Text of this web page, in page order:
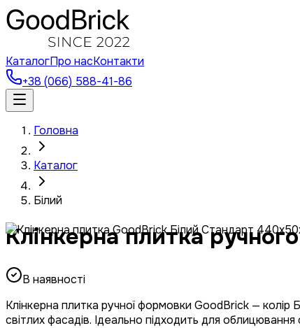
КаталогПро насКонтакти
+38 (066) 588-41-86
Головна
Каталог
Білий
Клінкерна плитка
В наявності
Клінкерна плитка ручної формовки GoodBrick —
світлих фасадів. Ідеально підходить для